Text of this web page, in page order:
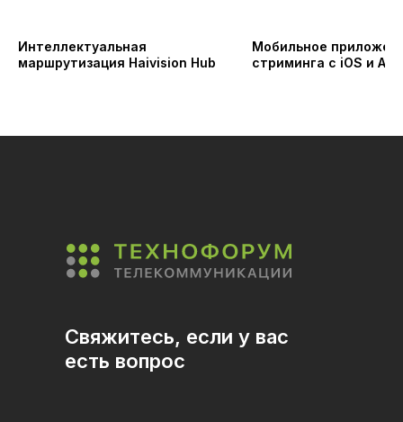
Интеллектуальная
маршрутизация Haivision Hub
Мобильное
стриминга с iOS и
Свяжитесь, если у вас
есть вопрос